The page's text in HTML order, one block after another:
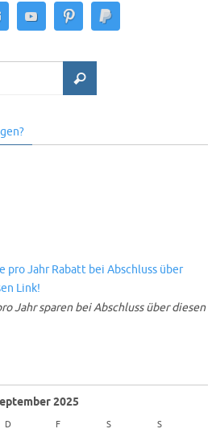
Jahr sparen bei Abschluss über diesen
2025
D F S S